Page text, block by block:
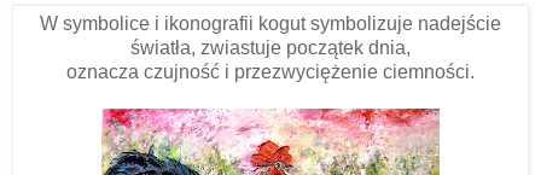
W symbolice i ikonografii kogut symbolizuje nadejście
światła, zwiastuje początek dnia,
oznacza czujność i przezwyciężenie ciemności.